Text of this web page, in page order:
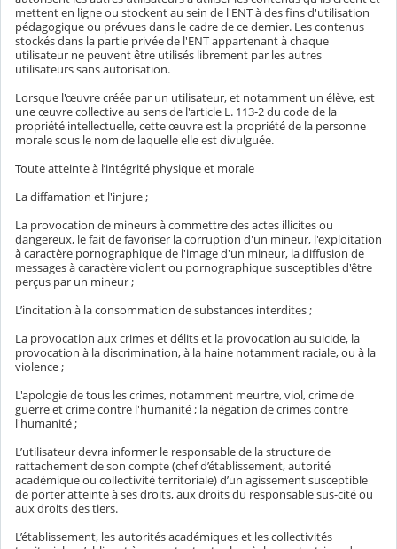
mettent en ligne ou stockent au sein de l'ENT à des fins d'utilisation
pédagogique ou prévues dans le cadre de ce dernier. Les contenus
stockés dans la partie privée de l'ENT appartenant à chaque
utilisateur ne peuvent être utilisés librement par les autres
utilisateurs sans autorisation.
Lorsque l'œuvre créée par un utilisateur, et notamment un élève, est
une œuvre collective au sens de l'article L. 113-2 du code de la
propriété intellectuelle, cette œuvre est la propriété de la personne
morale sous le nom de laquelle elle est divulguée.
Toute atteinte à l’intégrité physique et morale
La diffamation et l'injure ;
La provocation de mineurs à commettre des actes illicites ou
dangereux, le fait de favoriser la corruption d'un mineur, l'exploitation
à caractère pornographique de l'image d'un mineur, la diffusion de
messages à caractère violent ou pornographique susceptibles d'être
perçus par un mineur ;
L’incitation à la consommation de substances interdites ;
La provocation aux crimes et délits et la provocation au suicide, la
provocation à la discrimination, à la haine notamment raciale, ou à la
violence ;
L'apologie de tous les crimes, notamment meurtre, viol, crime de
guerre et crime contre l'humanité ; la négation de crimes contre
l'humanité ;
L’utilisateur devra informer le responsable de la structure de
rattachement de son compte (chef d’établissement, autorité
académique ou collectivité territoriale) d’un agissement susceptible
de porter atteinte à ses droits, aux droits du responsable sus-cité ou
aux droits des tiers.
L’établissement, les autorités académiques et les collectivités